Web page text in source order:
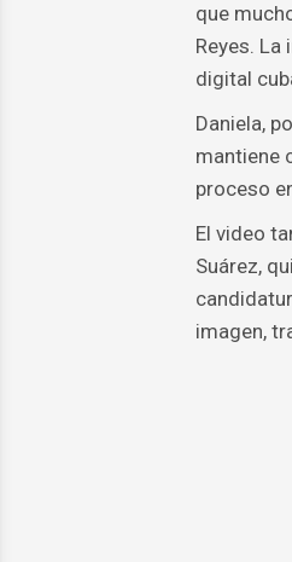
que
Reyes.
digital
Daniela,
mantiene
proceso
El video
Suárez,
imagen,